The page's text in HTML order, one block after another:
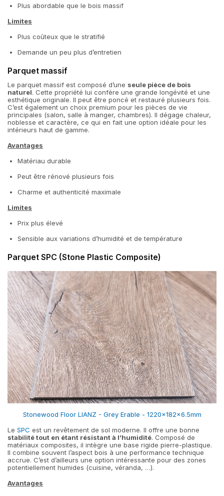
Plus abordable que le bois massif
Limites
Plus coûteux que le stratifié
Demande un peu plus d’entretien
Parquet massif
Le parquet massif est composé d’une seule pièce de bois
naturel. Cette propriété lui confère une grande longévité et une
esthétique originale. Il peut être poncé et restauré plusieurs fois.
C’est également un choix premium pour les pièces de vie
principales (salon, salle à manger, chambres). Il dégage chaleur,
noblesse et caractère, ce qui en fait une option idéale pour les
intérieurs haut de gamme.
Avantages
Matériau durable
Peut être rénové plusieurs fois
Charme et authenticité maximale
Limites
Prix plus élevé
Sensible aux variations d’humidité et de température
Parquet SPC (Stone Plastic Composite)
Stonewood Floor LIANZ - Grey Erable - 1220x182x6.5mm
Le SPC est un revêtement de sol moderne. Il offre une bonne
stabilité tout en étant résistant à l’humidité. Composé de
matériaux composites, il intègre une base rigide pierre-plastique.
Il combine souvent l’aspect bois à une performance technique
accrue. C’est d’ailleurs une option intéressante pour des zones
potentiellement humides (cuisine, véranda, …).
Avantages